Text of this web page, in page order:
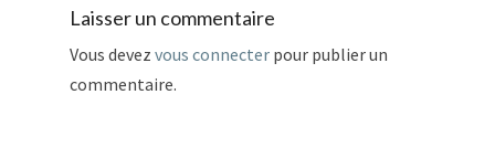
Laisser un commentaire
Vous devez vous connecter pour publier un
commentaire.